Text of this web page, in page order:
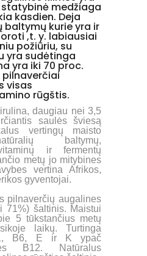
medžiaga
kasdien. Deja
baltymų kurie yra ir
,t. y. labiausiai
požiūriu, su
yra sudėtinga
yra iki 70 proc.
visas
rūgštis.
daugiau nei 3,5
saulės šviesą
vertingų maisto
baltymų,
ir fermentų
metų jo mitybines
vertina Afrikos,
gyventojai.
pilnaverčių augalines
71%) šaltinis. Maistui
5 tūkstančius metų
laikų. Turtinga
B6, E ir K ypač
B12. Natūralus